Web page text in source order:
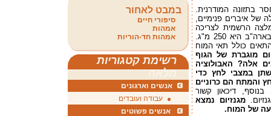
בתזונה המודרנית.
של איברים פנימיים,
הרשמית לצריכה
יומית היא 320 עד 420 מ"ג והצריכה בפועל בארה"ב היא 250 מ"ג.
התאים כולל תאי המוח
מוגברת של הגוף
אלה? האבולוציה
במצבי לחץ כדי
והמתח הם כרוניים
בנוסף, דיכאון קשור
מגנזיום נמצא
של המוח.
במבט לאחור
סיפורי חיים
אמהות
אמהות חד-הוריות
רשימת קטגוריות
מלאה
אנשים וארגונים
עבודה ועובדים
אנשים פשוטים